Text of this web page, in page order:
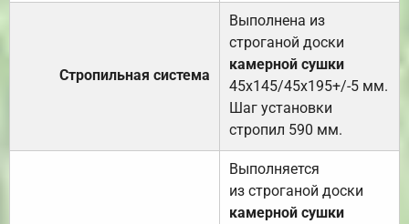
Стропильная система
Выполнена из
строганой доски
камерной сушки
45х145/45х195+/-5 мм.
Шаг установки
стропил 590 мм.
Выполняется
из строганой доски
камерной сушки